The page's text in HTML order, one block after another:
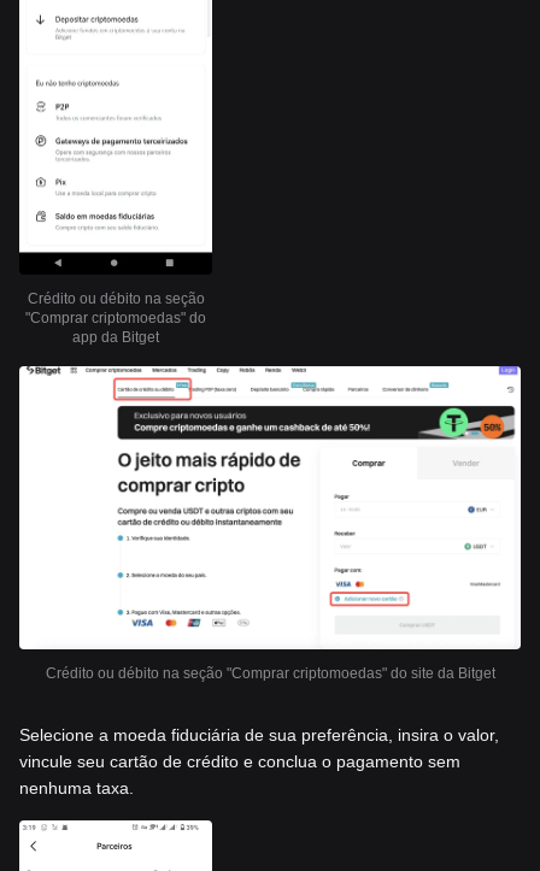
Crédito ou débito na seção
"Comprar criptomoedas" do
app da Bitget
Crédito ou débito na seção "Comprar criptomoedas" do site da Bitget
Selecione a moeda fiduciária de sua preferência, insira o valor,
vincule seu cartão de crédito e conclua o pagamento sem
nenhuma taxa.